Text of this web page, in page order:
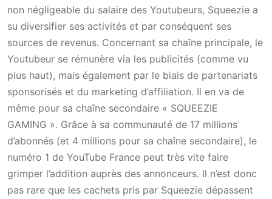
non négligeable du salaire des Youtubeurs, Squeezie a
su diversifier ses activités et par conséquent ses
sources de revenus. Concernant sa chaîne principale, le
Youtubeur se rémunère via les publicités (comme vu
plus haut), mais également par le biais de partenariats
sponsorisés et du marketing d’affiliation. Il en va de
même pour sa chaîne secondaire « SQUEEZIE
GAMING ». Grâce à sa communauté de 17 millions
d’abonnés (et 4 millions pour sa chaîne secondaire), le
numéro 1 de YouTube France peut très vite faire
grimper l’addition auprès des annonceurs. Il n’est donc
pas rare que les cachets pris par Squeezie dépassent